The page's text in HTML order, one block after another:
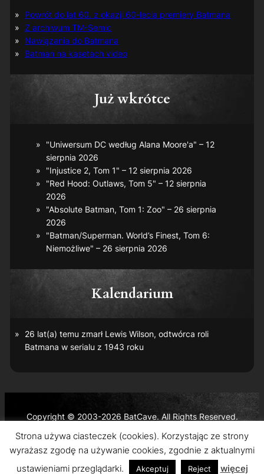
Powrót do lat 60. z okazji 60-lecia premiery Batmana
Z archiwum TM-Semic
Nawiązania do Batmana
Batman na kasetach video
Już wkrótce
"Uniwersum DC według Alana Moore'a" – 12
sierpnia 2026
"Injustice 2, Tom 1" – 12 sierpnia 2026
"Red Hood: Outlaws, Tom 5" – 12 sierpnia
2026
"Absolute Batman, Tom 1: Zoo" – 26 sierpnia
2026
"Batman/Superman. World’s Finest, Tom 6:
Niemożliwe" – 26 sierpnia 2026
Kalendarium
26 lat(a) temu zmarł Lewis Wilson, odtwórca roli
Batmana w serialu z 1943 roku
Copyright © 2003-2026 BatCave. All Rights Reserved.
Batman and all related characters and elements are the
trademarks of © DC Comics and Warner Bros. Entertainment
Inc.
Strona używa ciasteczek (cookies). Korzystając ze strony
wyrażasz zgodę na używanie cookies, zgodnie z aktualnymi
ustawieniami przeglądarki.
Akceptuj Reject więcej